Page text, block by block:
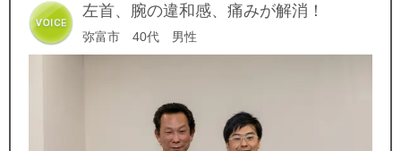
左首、腕の違和感、痛みが解消！
弥富市 40代 男性